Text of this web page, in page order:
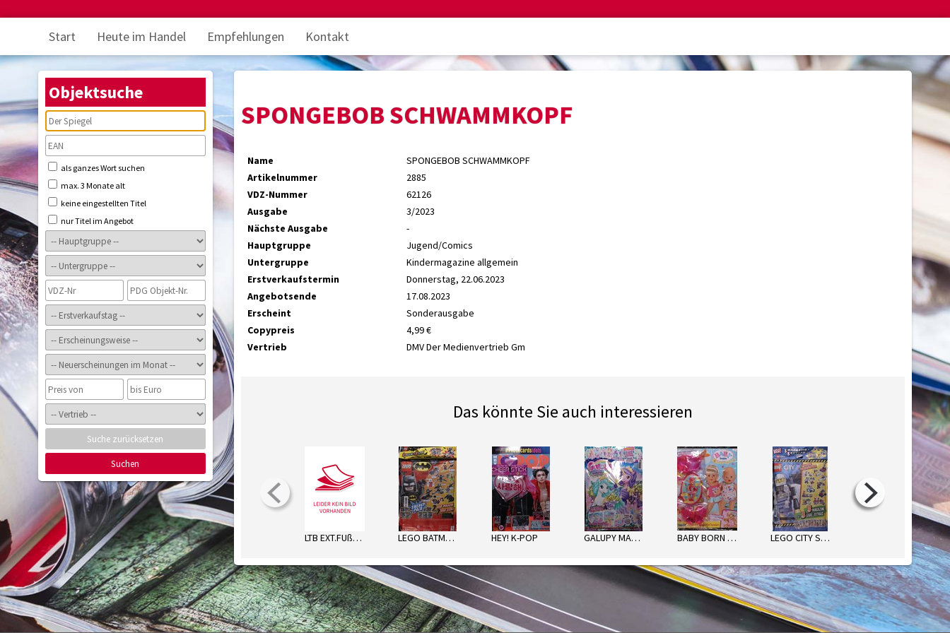
Start Heute im Handel Empfehlungen Kontakt
Objektsuche
als ganzes Wort suchen
max. 3 Monate alt
keine eingestellten Titel
nur Titel im Angebot
Suche zurücksetzen
Suchen
SPONGEBOB SCHWAMMKOPF
Name
SPONGEBOB SCHWAMMKOPF
Artikelnummer
2885
VDZ-Nummer
62126
Ausgabe
3/2023
Nächste Ausgabe
-
Hauptgruppe
Jugend/Comics
Untergruppe
Kindermagazine allgemein
Erstverkaufstermin
Donnerstag, 22.06.2023
Angebotsende
17.08.2023
Erscheint
Sonderausgabe
Copypreis
4,99 €
Vertrieb
DMV Der Medienvertrieb Gm
Das könnte Sie auch interessieren
LTB EXT.FUßBALL SORT. LEGO BATMAN ENERGY PACK HEY! K-POP GALUPY MAGAZIN BABY BORN SOMMER-SPAß LEGO CITY STARKE POLIZEI-ACTIO LEGO TECHNIC
next